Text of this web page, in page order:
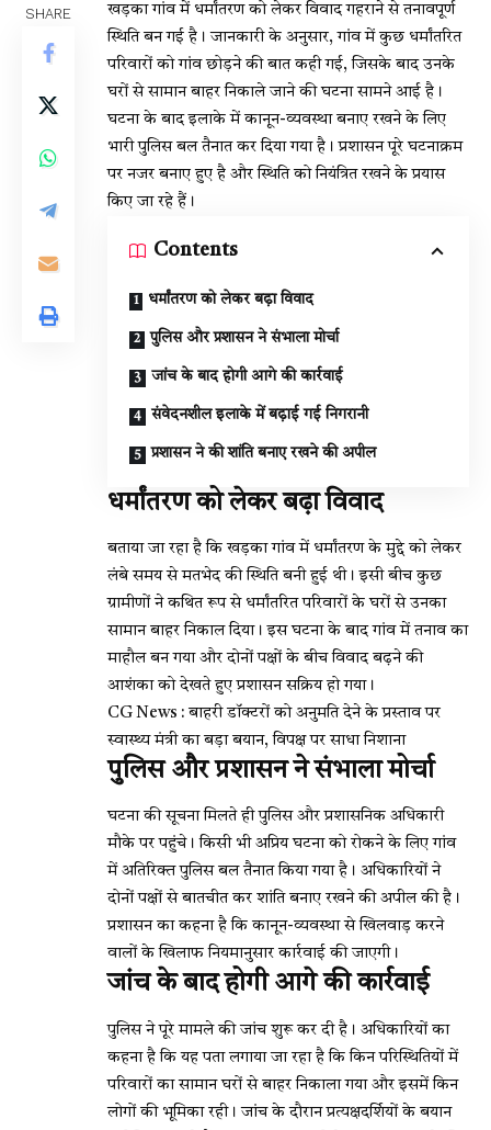
SHARE
खड़का गांव में धर्मांतरण को लेकर विवाद गहराने से तनावपूर्ण
स्थिति बन गई है। जानकारी के अनुसार, गांव में कुछ धर्मांतरित
परिवारों को गांव छोड़ने की बात कही गई, जिसके बाद उनके
घरों से सामान बाहर निकाले जाने की घटना सामने आई है।
घटना के बाद इलाके में कानून-व्यवस्था बनाए रखने के लिए
भारी पुलिस बल तैनात कर दिया गया है। प्रशासन पूरे घटनाक्रम
पर नजर बनाए हुए है और स्थिति को नियंत्रित रखने के प्रयास
किए जा रहे हैं।
Contents
धर्मांतरण को लेकर बढ़ा विवाद
पुलिस और प्रशासन ने संभाला मोर्चा
जांच के बाद होगी आगे की कार्रवाई
संवेदनशील इलाके में बढ़ाई गई निगरानी
प्रशासन ने की शांति बनाए रखने की अपील
धर्मांतरण को लेकर बढ़ा विवाद
बताया जा रहा है कि खड़का गांव में धर्मांतरण के मुद्दे को लेकर
लंबे समय से मतभेद की स्थिति बनी हुई थी। इसी बीच कुछ
ग्रामीणों ने कथित रूप से धर्मांतरित परिवारों के घरों से उनका
सामान बाहर निकाल दिया। इस घटना के बाद गांव में तनाव का
माहौल बन गया और दोनों पक्षों के बीच विवाद बढ़ने की
आशंका को देखते हुए प्रशासन सक्रिय हो गया।
CG News : बाहरी डॉक्टरों को अनुमति देने के प्रस्ताव पर
स्वास्थ्य मंत्री का बड़ा बयान, विपक्ष पर साधा निशाना
पुलिस और प्रशासन ने संभाला मोर्चा
घटना की सूचना मिलते ही पुलिस और प्रशासनिक अधिकारी
मौके पर पहुंचे। किसी भी अप्रिय घटना को रोकने के लिए गांव
में अतिरिक्त पुलिस बल तैनात किया गया है। अधिकारियों ने
दोनों पक्षों से बातचीत कर शांति बनाए रखने की अपील की है।
प्रशासन का कहना है कि कानून-व्यवस्था से खिलवाड़ करने
वालों के खिलाफ नियमानुसार कार्रवाई की जाएगी।
जांच के बाद होगी आगे की कार्रवाई
पुलिस ने पूरे मामले की जांच शुरू कर दी है। अधिकारियों का
कहना है कि यह पता लगाया जा रहा है कि किन परिस्थितियों में
परिवारों का सामान घरों से बाहर निकाला गया और इसमें किन
लोगों की भूमिका रही। जांच के दौरान प्रत्यक्षदर्शियों के बयान